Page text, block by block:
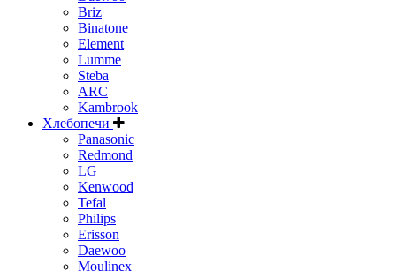
Briz
Binatone
Element
Lumme
Steba
ARC
Kambrook
Хлебопечи
Panasonic
Redmond
LG
Kenwood
Tefal
Philips
Erisson
Daewoo
Moulinex